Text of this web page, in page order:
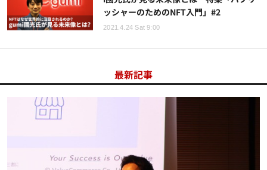
ッシャーのためのNFT入門」#2
2021.4.24 Sat 9:00
最新記事